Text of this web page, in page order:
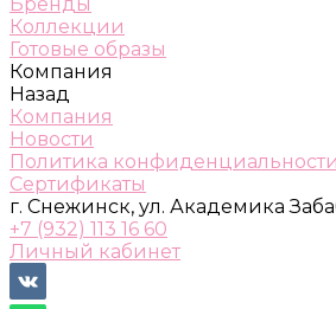
Коллекции
Готовые образы
Компания
Назад
Компания
Новости
Политика конфиденциальности
Сертификаты
г. Снежинск, ул. Академика
+7 (932) 113 16 60
Личный кабинет